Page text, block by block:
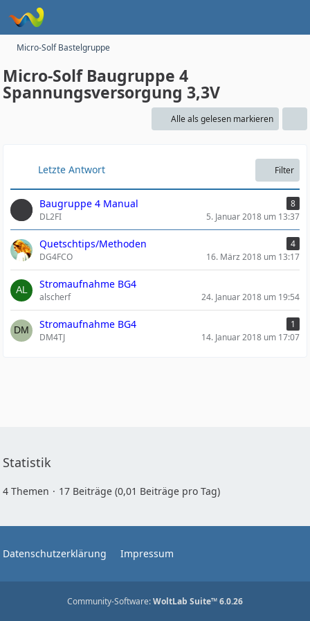
Micro-Solf Bastelgruppe
Micro-Solf Baugruppe 4
Spannungsversorgung 3,3V
Alle als gelesen markieren
Letzte Antwort Filter
Baugruppe 4 Manual
8
DL2FI
5. Januar 2018 um 13:37
Quetschtips/Methoden
4
DG4FCO
16. März 2018 um 13:17
Stromaufnahme BG4
alscherf 24. Januar 2018 um 19:54
Stromaufnahme BG4
1
DM4TJ
14. Januar 2018 um 17:07
Statistik
4 Themen 17 Beiträge (0,01 Beiträge pro Tag)
Datenschutzerklärung Impressum
Community-Software:WoltLab Suite™ 6.0.26